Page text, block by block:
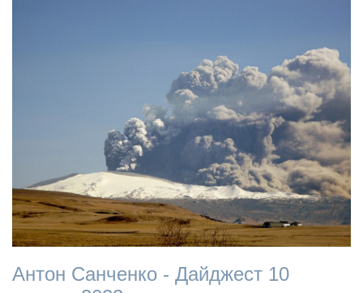
Антон Санченко - Дайджест 10